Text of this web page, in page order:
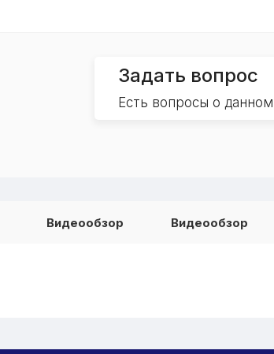
Задать вопрос
Есть вопросы о
Видеообзор Видеообзор